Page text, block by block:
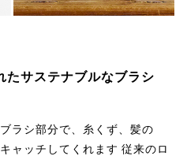
たサステナブルなブラシ
ラシ部分で、糸くず、髪の
ャッチしてくれます 従来のロ